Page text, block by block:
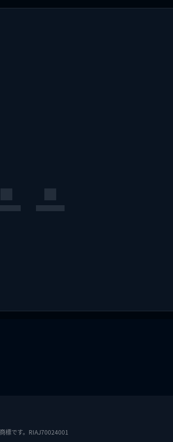
標です。RIAJ70024001